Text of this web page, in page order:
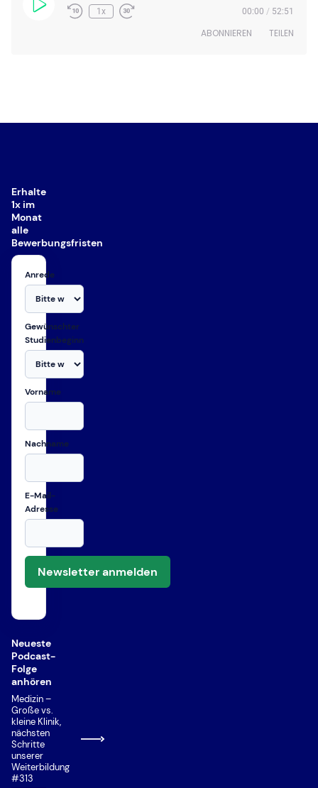
Play
Episode
1x 00:00 / 52:51
ABONNIEREN TEILEN
Erhalte
1x im
Monat
alle
Bewerbungsfristen
Anrede
Gewünschter
Studienbeginn
Vorname
Nachname
E-Mail-
Adresse
Newsletter anmelden
Neueste
Podcast-
Folge
anhören
Medizin –
Große vs.
kleine Klinik,
nächsten
Schritte
unserer
Weiterbildung
#313